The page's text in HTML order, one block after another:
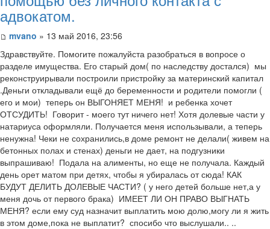
адвокатом.
mvano » 13 май 2016, 23:56
Здравствуйте. Помогите пожалуйста разобраться в вопросе о
разделе имущества. Его старый дом( по наследству достался) мы
реконструирывали построили пристройку за материнский капитал
.Деньги откладывали ещё до беременности и родители помогли (
его и мои) теперь он ВЫГОНЯЕТ МЕНЯ! и ребенка хочет
ОТСУДИТЬ! Говорит - моего тут ничего нет! Хотя долевые части у
натариуса оформляли. Получается меня использывали, а теперь
ненужна! Чеки не сохранились,в доме ремонт не делали( живем на
бетонных полах и стенах) деньги не дает, на подгузники
выпрашиваю! Подала на алименты, но еще не получала. Каждый
день орет матом при детях, чтобы я убиралась от сюда! КАК
БУДУТ ДЕЛИТЬ ДОЛЕВЫЕ ЧАСТИ? ( у него детей больше нет,а у
меня дочь от первого брака) ИМЕЕТ ЛИ ОН ПРАВО ВЫГНАТЬ
МЕНЯ? если ему суд назначит выплатить мою долю,могу ли я жить
в этом доме,пока не выплатит? спосибо что выслушали.. ..